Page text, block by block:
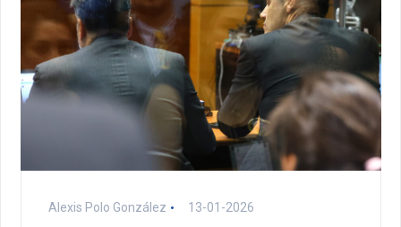
Alexis Polo González 13-01-2026